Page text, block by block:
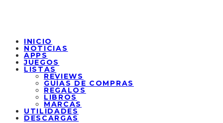
INICIO
NOTICIAS
APPS
JUEGOS
LISTAS
REVIEWS
GUÍAS DE COMPRAS
REGALOS
LIBROS
MARCAS
UTILIDADES
DESCARGAS